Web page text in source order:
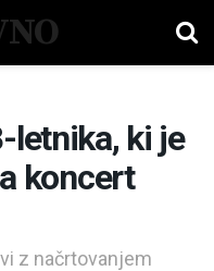
letnika, ki je
koncert
z načrtovanjem